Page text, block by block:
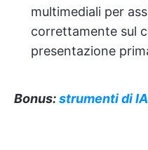
multimediali per
correttamente sul
presentazione
Bonus:strumenti di